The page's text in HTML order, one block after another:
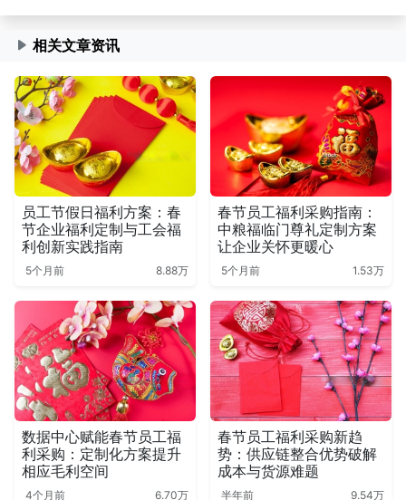
相关文章资讯
员工节假日福利方案：春
节企业福利定制与工会福
利创新实践指南
5个月前 8.88万
春节员工福利采购指南：
中粮福临门尊礼定制方案
让企业关怀更暖心
5个月前 1.53万
数据中心赋能春节员工福
利采购：定制化方案提升
相应毛利空间
4个月前 6.70万
春节员工福利采购新趋
势：供应链整合优势破解
成本与货源难题
半年前 9.54万